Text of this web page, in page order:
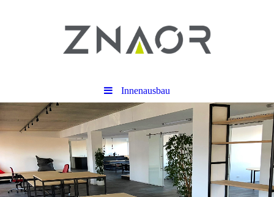
Innenausbau